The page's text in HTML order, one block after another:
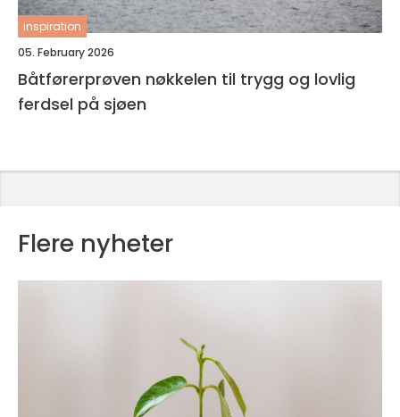
inspiration
05. February 2026
Båtførerprøven nøkkelen til trygg og lovlig
ferdsel på sjøen
Flere nyheter